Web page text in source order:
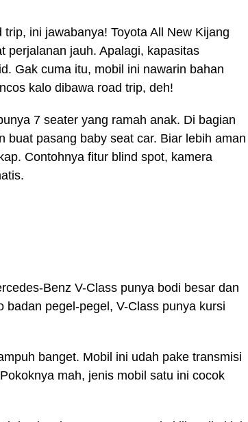
ini jawabanya! Toyota All New Kijang
perjalanan jauh. Apalagi, kapasitas
Gak cuma itu, mobil ini nawarin bahan
kalo dibawa road trip, deh!
7 seater yang ramah anak. Di bagian
buat pasang baby seat car. Biar lebih aman
Contohnya fitur blind spot, kamera
Benz V-Class punya bodi besar dan
pegel-pegel, V-Class punya kursi
banget. Mobil ini udah pake transmisi
mah, jenis mobil satu ini cocok